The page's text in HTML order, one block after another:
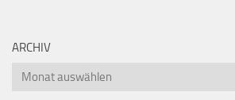
ARCHIV
Archiv